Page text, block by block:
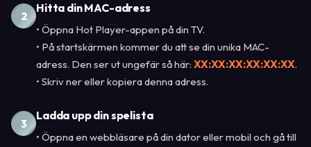
2
Hitta din MAC-adress
• Öppna Hot Player-appen på din TV.
• På startskärmen kommer du att se din unika MAC-
adress. Den ser ut ungefär så här: XX:XX:XX:XX:XX:XX.
• Skriv ner eller kopiera denna adress.
3
Ladda upp din spelista
• Öppna en webbläsare på din dator eller mobil och gå till